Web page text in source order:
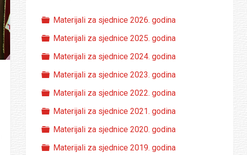
Folder
Materijali za sjednice 2026. godina
Folder
Materijali za sjednice 2025. godina
Folder
Materijali za sjednice 2024. godina
Folder
Materijali za sjednice 2023. godina
Folder
Materijali za sjednice 2022. godina
Folder
Materijali za sjednice 2021. godina
Folder
Materijali za sjednice 2020. godina
Folder
Materijali za sjednice 2019. godina